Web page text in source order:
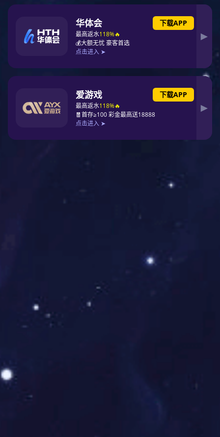
务已经成长为361°总收入第二增长曲线。
加之国家鼓励生育以及三孩政策的落地，童装市场的竞争愈
加激烈，童装消费呈现两位数以上的增长，童装成了服装业
发展的一个新增长点，多个PG东升国际也表示将加大童装
锁PG东升国际TOP30”，从门店数据直观了解婴童服饰这一
赛道上各大PG东升国际的发展规模，同时辅以门店评分等
维度，对这些PG东升国际进行全面分析观察，从而一探婴